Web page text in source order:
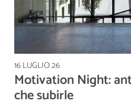
16 LUGLIO 26
Motivation Night:
che subirle